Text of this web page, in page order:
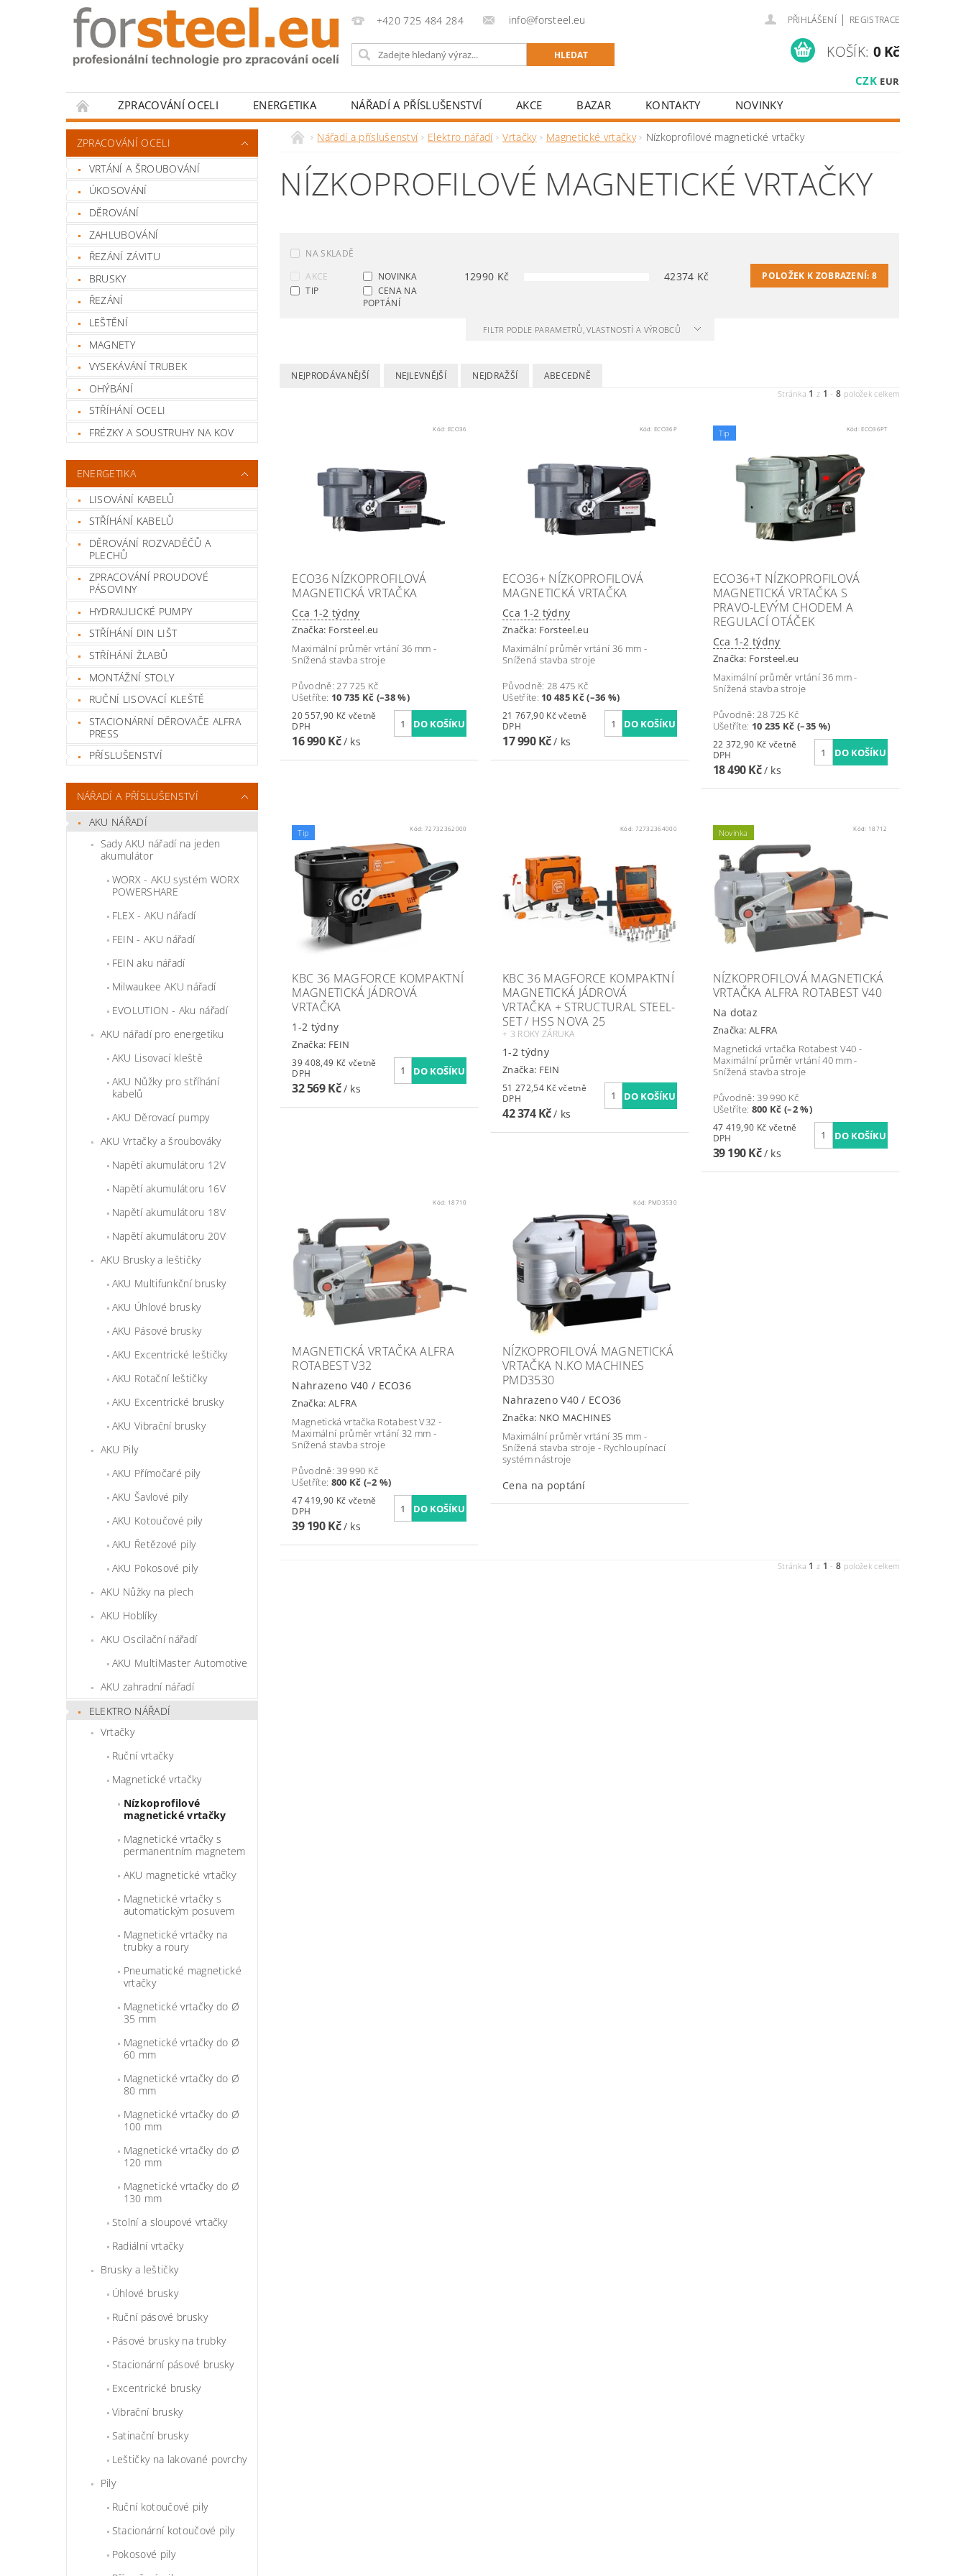
+420 725 484 284 info@forsteel.eu PŘIHLÁŠENÍ | REGISTRACE
CZK EUR
KOŠÍK: 0 Kč
ZPRACOVÁNÍ OCELI ENERGETIKA NÁŘADÍ A PŘÍSLUŠENSTVÍ AKCE BAZAR KONTAKTY
NOVINKY
HODNOCENÍ OBCHODU
ZPRACOVÁNÍ OCELI
VRTÁNÍ A ŠROUBOVÁNÍ
ÚKOSOVÁNÍ
DĚROVÁNÍ
ZAHLUBOVÁNÍ
ŘEZÁNÍ ZÁVITU
BRUSKY
ŘEZÁNÍ
LEŠTĚNÍ
MAGNETY
VYSEKÁVÁNÍ TRUBEK
OHÝBÁNÍ
STŘÍHÁNÍ OCELI
FRÉZKY A SOUSTRUHY NA KOV
ENERGETIKA
LISOVÁNÍ KABELŮ
STŘÍHÁNÍ KABELŮ
DĚROVÁNÍ ROZVADĚČŮ A
PLECHŮ
ZPRACOVÁNÍ PROUDOVÉ
PÁSOVINY
HYDRAULICKÉ PUMPY
STŘÍHÁNÍ DIN LIŠT
STŘÍHÁNÍ ŽLABŮ
MONTÁŽNÍ STOLY
RUČNÍ LISOVACÍ KLEŠTĚ
STACIONÁRNÍ DĚROVAČE ALFRA
PRESS
PŘÍSLUŠENSTVÍ
NÁŘADÍ A PŘÍSLUŠENSTVÍ
AKU NÁŘADÍ
Sady AKU nářadí na jeden
akumulátor
WORX - AKU systém WORX
POWERSHARE
FLEX - AKU nářadí
FEIN - AKU nářadí
FEIN aku nářadí
Milwaukee AKU nářadí
EVOLUTION - Aku nářadí
AKU nářadí pro energetiku
AKU Lisovací kleště
AKU Nůžky pro stříhání
kabelů
AKU Děrovací pumpy
AKU Vrtačky a šroubováky
Napětí akumulátoru 12V
Napětí akumulátoru 16V
Napětí akumulátoru 18V
Napětí akumulátoru 20V
AKU Brusky a leštičky
AKU Multifunkční brusky
AKU Úhlové brusky
AKU Pásové brusky
AKU Excentrické leštičky
AKU Rotační leštičky
AKU Excentrické brusky
AKU Vibrační brusky
AKU Pily
AKU Přímočaré pily
AKU Šavlové pily
AKU Kotoučové pily
AKU Řetězové pily
AKU Pokosové pily
AKU Nůžky na plech
AKU Hoblíky
AKU Oscilační nářadí
AKU MultiMaster Automotive
AKU zahradní nářadí
ELEKTRO NÁŘADÍ
Vrtačky
Ruční vrtačky
Magnetické vrtačky
Nízkoprofilové
magnetické vrtačky
Magnetické vrtačky s
permanentním magnetem
AKU magnetické vrtačky
Magnetické vrtačky s
automatickým posuvem
Magnetické vrtačky na
trubky a roury
Pneumatické magnetické
vrtačky
Magnetické vrtačky do Ø
35 mm
Magnetické vrtačky do Ø
60 mm
Magnetické vrtačky do Ø
80 mm
Magnetické vrtačky do Ø
100 mm
Magnetické vrtačky do Ø
120 mm
Magnetické vrtačky do Ø
130 mm
Stolní a sloupové vrtačky
Radiální vrtačky
Brusky a leštičky
Úhlové brusky
Ruční pásové brusky
Pásové brusky na trubky
Stacionární pásové brusky
Excentrické brusky
Vibrační brusky
Satinační brusky
Leštičky na lakované povrchy
Pily
Ruční kotoučové pily
Stacionární kotoučové pily
Pokosové pily
Nářadí a příslušenství Elektro nářadí Vrtačky Magnetické vrtačky Nízkoprofilové magnetické vrtačky
NÍZKOPROFILOVÉ MAGNETICKÉ VRTAČKY
NA SKLADĚ
AKCE
NOVINKA
TIP
CENA NA
POPTÁNÍ
12990 Kč 42374 Kč POLOŽEK K ZOBRAZENÍ:8
FILTR PODLE PARAMETRŮ, VLASTNOSTÍ A VÝROBCŮ
NEJPRODÁVANĚJŠÍ NEJLEVNĚJŠÍ NEJDRAŽŠÍ ABECEDNĚ
Stránka 1 z 1 -8 položek celkem
Kód: ECO36
ECO36 NÍZKOPROFILOVÁ
MAGNETICKÁ VRTAČKA
Cca 1-2 týdny
Značka: Forsteel.eu
Maximální průměr vrtání 36 mm -
Snížená stavba stroje
Původně:27 725 Kč
Ušetříte: 10 735 Kč (–38 %)
20 557,90 Kč včetně
DPH
16 990 Kč/ ks
Kód:ECO36P
ECO36+ NÍZKOPROFILOVÁ
MAGNETICKÁ VRTAČKA
Cca 1-2 týdny
Značka: Forsteel.eu
Maximální průměr vrtání 36 mm -
Snížená stavba stroje
Původně: 28 475 Kč
Ušetříte: 10 485 Kč (–36 %)
21 767,90 Kč včetně
DPH
17 990 Kč/ ks
Tip Kód:ECO36PT
ECO36+T NÍZKOPROFILOVÁ
MAGNETICKÁ VRTAČKA S
PRAVO-LEVÝM CHODEM A
REGULACÍ OTÁČEK
Cca 1-2 týdny
Značka: Forsteel.eu
Maximální průměr vrtání 36 mm -
Snížená stavba stroje
Původně:28 725 Kč
Ušetříte: 10 235 Kč (–35 %)
22 372,90 Kč včetně
DPH
18 490 Kč/ ks
Tip Kód: 72732362000
KBC 36 MAGFORCE KOMPAKTNÍ
MAGNETICKÁ JÁDROVÁ
VRTAČKA
1-2 týdny
Značka: FEIN
39 408,49 Kč včetně
DPH
32 569 Kč/ ks
Kód: 72732364000
KBC 36 MAGFORCE KOMPAKTNÍ
MAGNETICKÁ JÁDROVÁ
VRTAČKA + STRUCTURAL STEEL-
SET / HSS NOVA 25
+ 3 ROKY ZÁRUKA
1-2 týdny
Značka: FEIN
51 272,54 Kč včetně
DPH
42 374 Kč/ ks
Novinka Kód: 18712
NÍZKOPROFILOVÁ MAGNETICKÁ
VRTAČKA ALFRA ROTABEST V40
Na dotaz
Značka:ALFRA
Magnetická vrtačka Rotabest V40 -
Maximální průměr vrtání 40 mm -
Snížená stavba stroje
Původně:39 990 Kč
Ušetříte: 800 Kč (–2 %)
47 419,90 Kč včetně
DPH
39 190 Kč/ ks
Kód: 18710
MAGNETICKÁ VRTAČKA ALFRA
ROTABEST V32
Nahrazeno V40 / ECO36
Značka: ALFRA
Magnetická vrtačka Rotabest V32 -
Maximální průměr vrtání 32 mm -
Snížená stavba stroje
Původně:39 990 Kč
Ušetříte: 800 Kč (–2 %)
47 419,90 Kč včetně
DPH
39 190 Kč/ ks
Kód: PMD3530
NÍZKOPROFILOVÁ MAGNETICKÁ
VRTAČKA N.KO MACHINES
PMD3530
Nahrazeno V40 / ECO36
Značka: NKO MACHINES
Maximální průměr vrtání 35 mm -
Snížená stavba stroje - Rychloupínací
systém nástroje
Cena na poptání
Stránka 1 z 1 -8 položek celkem